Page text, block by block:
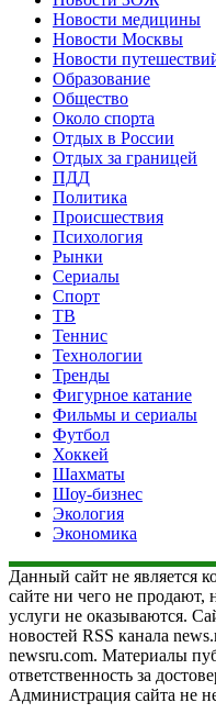
Новости медицины
Новости Москвы
Новости
Образование
Общество
Около спорта
Отдых в России
Отдых за границей
ПДД
Политика
Происшествия
Психология
Рынки
Сериалы
Спорт
ТВ
Теннис
Технологии
Тренды
Фигурное катание
Фильмы и сериалы
Футбол
Хоккей
Шахматы
Шоу-бизнес
Экология
Экономика
Данный сайт не является
сайте ни чего не продают,
услуги не оказываются.
новостей RSS канала
newsru.com. Материалы
ответственность за
Администрация сайта не